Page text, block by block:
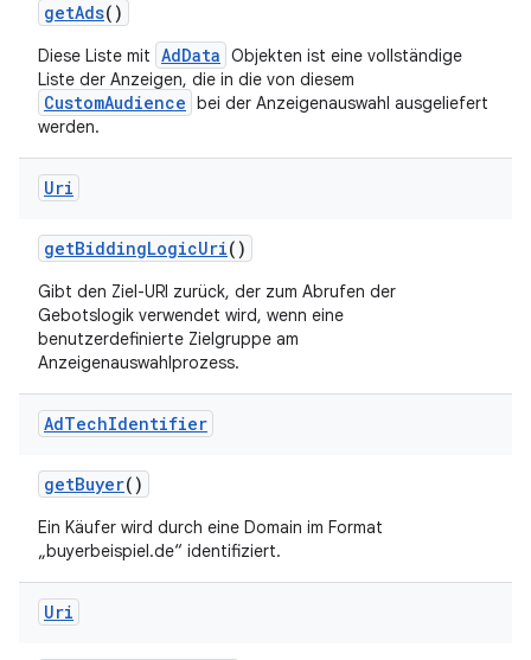
getAds()
Diese Liste mit AdData Objekten ist eine vollständige
Liste der Anzeigen, die in die von diesem
CustomAudience bei der Anzeigenauswahl ausgeliefert
werden.
Uri
getBiddingLogicUri()
Gibt den Ziel-URI zurück, der zum Abrufen der
Gebotslogik verwendet wird, wenn eine
benutzerdefinierte Zielgruppe am
Anzeigenauswahlprozess.
AdTechIdentifier
getBuyer()
Ein Käufer wird durch eine Domain im Format
„buyerbeispiel.de“ identifiziert.
Uri